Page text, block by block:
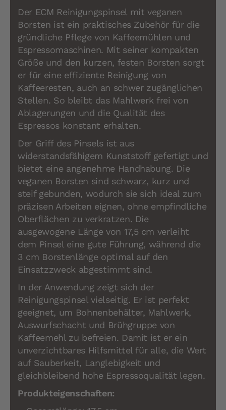
Der ECM Reinigungspinsel mit veganen
Borsten ist ein praktisches Zubehör für die
gründliche Pflege von Kaffeemühlen und
Espressomaschinen. Mit seiner kompakten
Größe und den kurzen, festen Borsten sorgt
er für eine effiziente Reinigung von
Kaffeeresten, auch an schwer zugänglichen
Stellen. So bleibt das Mahlwerk frei von
Ablagerungen und die Qualität des
Espressos konstant erhalten.
Der Griff des Pinsels ist aus
widerstandsfähigem Kunststoff gefertigt und
bietet eine angenehme Handhabung. Die
veganen Borsten sind schwarz, kurz und
steif gebunden, wodurch sie sich ideal zum
präzisen Arbeiten eignen, ohne empfindliche
Oberflächen zu verkratzen. Die
ausgewogene Länge von 17,5 cm verleiht
dem Pinsel eine gute Führung, während die
3 cm Borstenlänge optimal auf den
Einsatzzweck abgestimmt sind.
In der Anwendung zeigt sich der
Reinigungspinsel vielseitig. Er ist perfekt
geeignet, um Bohnenbehälter, Mahlwerk,
Auswurfschacht und Brühgruppe von
Kaffeemehl zu befreien. Damit ist er ein
unverzichtbares Hilfsmittel für alle, die Wert
auf Sauberkeit, Langlebigkeit und
gleichbleibend hohe Espressoqualität legen.
Produkteigenschaften: